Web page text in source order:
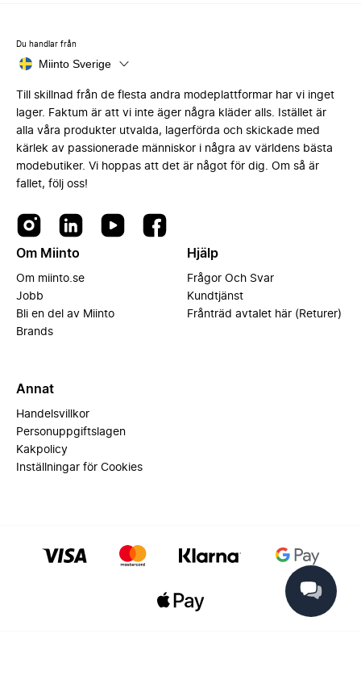
Du handlar från
Miinto Sverige
Till skillnad från de flesta andra modeplattformar har vi inget
lager. Faktum är att vi inte äger några kläder alls. Istället är
alla våra produkter utvalda, lagerförda och skickade med
kärlek av passionerade människor i några av världens bästa
modebutiker. Vi hoppas att det är något för dig. Om så är
fallet, följ oss!
Om Miinto
Om miinto.se
Jobb
Bli en del av Miinto
Brands
Hjälp
Frågor Och Svar
Kundtjänst
Frånträd avtalet här (Returer)
Annat
Handelsvillkor
Personuppgiftslagen
Kakpolicy
Inställningar för Cookies